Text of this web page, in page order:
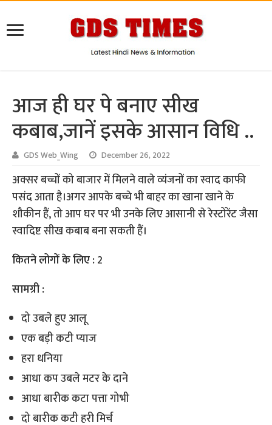
आज ही घर पे बनाए सीख
कबाब,जानें इसके आसान विधि ..
GDS Web_Wing December 26, 2022
अक्सर बच्चों को बाजार में मिलने वाले व्यंजनों का स्वाद काफी
पसंद आता है।अगर आपके बच्चे भी बाहर का खाना खाने के
शौकीन हैं, तो आप घर पर भी उनके लिए आसानी से रेस्टोरेंट जैसा
स्वादिष्ट सीख कबाब बना सकती हैं।
कितने लोगों के लिए :2
सामग्री :
दो उबले हुए आलू
एक बड़ी कटी प्याज
हरा धनिया
आधा कप उबले मटर के दाने
आधा बारीक कटा पत्ता गोभी
दो बारीक कटी हरी मिर्च